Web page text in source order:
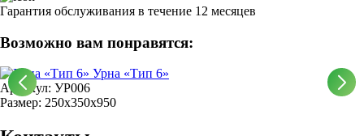
Гарантия обслуживания в течение 12 месяцев
Возможно вам понравятся:
Урна «Тип 6»
Артикул: УР006
Размер: 250х350х950